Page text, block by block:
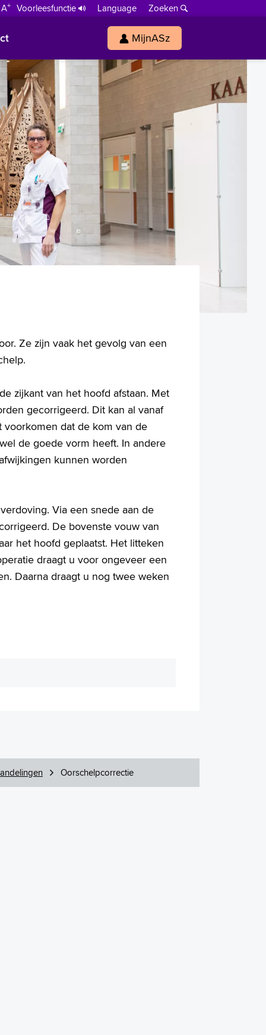
+ Voorleesfunctie Language Zoeken
MijnASz
Ze zijn vaak het gevolg van een
zijkant van het hoofd afstaan. Met
gecorrigeerd. Dit kan al vanaf
voorkomen dat de kom van de
de goede vorm heeft. In andere
kunnen worden
Via een snede aan de
De bovenste vouw van
het hoofd geplaatst. Het litteken
draagt u voor ongeveer een
Daarna draagt u nog twee weken
Oorschelpcorrectie